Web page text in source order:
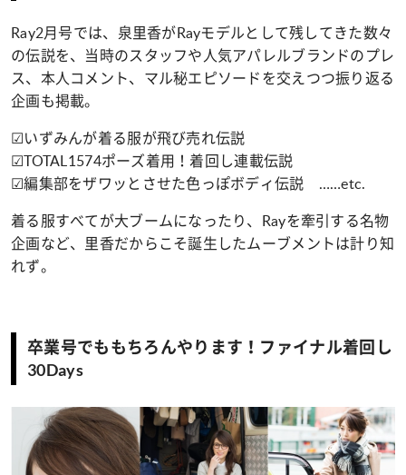
Ray2月号では、泉里香がRayモデルとして残してきた数々
の伝説を、当時のスタッフや人気アパレルブランドのプレ
ス、本人コメント、マル秘エピソードを交えつつ振り返る
企画も掲載。
☑いずみんが着る服が飛び売れ伝説
☑TOTAL1574ポーズ着用！着回し連載伝説
☑編集部をザワッとさせた色っぽボディ伝説 ……etc.
着る服すべてが大ブームになったり、Rayを牽引する名物
企画など、里香だからこそ誕生したムーブメントは計り知
れず。
卒業号でももちろんやります！ファイナル着回し
30Days